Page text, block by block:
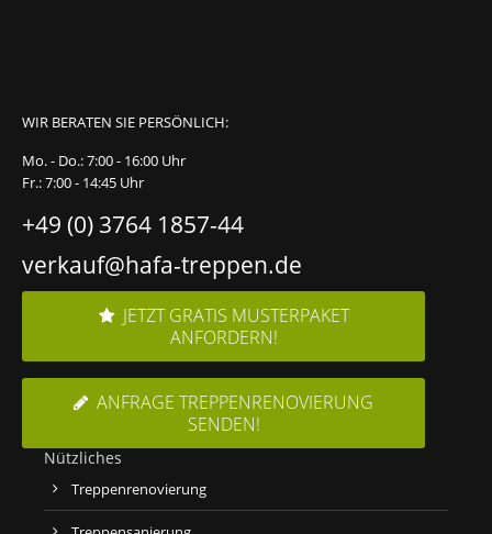
WIR BERATEN SIE PERSÖNLICH:
Mo. - Do.: 7:00 - 16:00 Uhr
Fr.: 7:00 - 14:45 Uhr
+49 (0) 3764 1857-44
verkauf@hafa-treppen.de
JETZT GRATIS MUSTERPAKET
ANFORDERN!
ANFRAGE TREPPENRENOVIERUNG
SENDEN!
Nützliches
Treppenrenovierung